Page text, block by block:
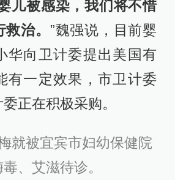
儿被感染，我们将不惜
治。 ”魏强说，目前婴
华向卫计委提出美国有
有一定效果，市卫计委
正在积极采购。
就被宜宾市妇幼保健院
、艾滋待诊。